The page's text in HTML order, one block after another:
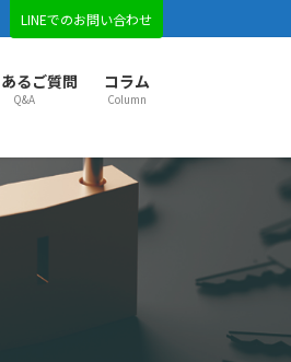
LINEでのお問い合わせ
松戸市
るご質問
Q&A
コラム
Column